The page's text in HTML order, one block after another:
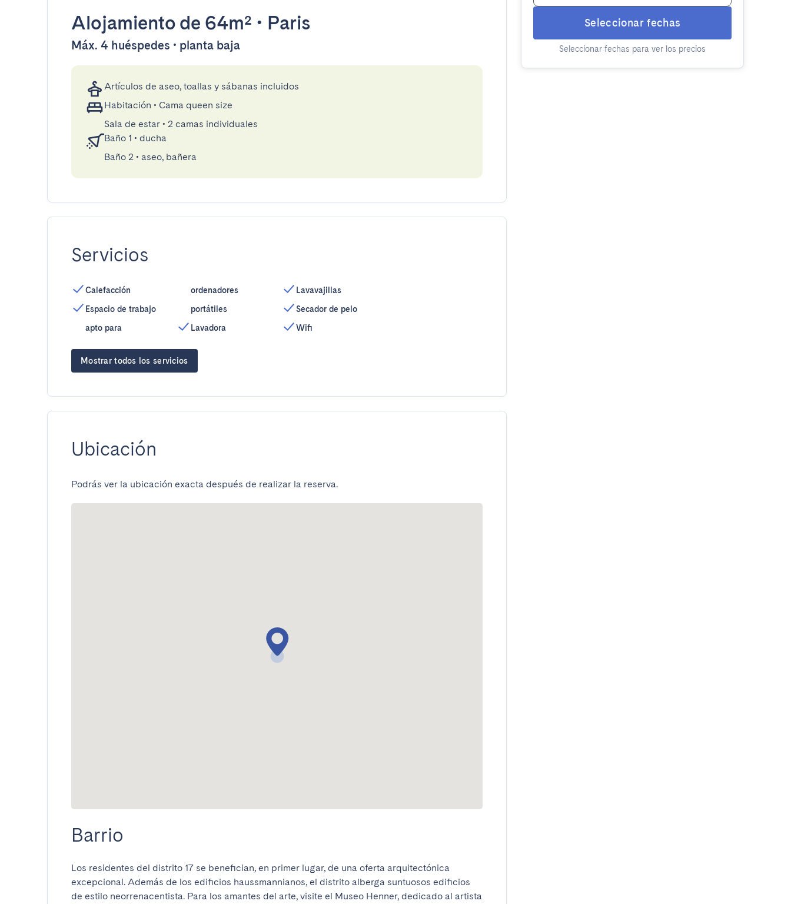
Alojamiento de 64m² • Paris
Máx. 4 huéspedes • planta baja
Artículos de aseo, toallas y sábanas incluidos
Habitación • Cama queen size
Sala de estar • 2 camas individuales
Baño 1 • ducha
Baño 2 • aseo, bañera
Servicios
Calefacción
Espacio de trabajo
apto para
ordenadores
portátiles
Lavadora
Lavavajillas
Secador de pelo
Wifi
Mostrar todos los servicios
Ubicación
Podrás ver la ubicación exacta después de realizar la reserva.
Barrio
Los residentes del distrito 17 se benefician, en primer lugar, de una oferta arquitectónica
excepcional. Además de los edificios haussmannianos, el distrito alberga suntuosos edificios
de estilo neorrenacentista. Para los amantes del arte, visite el Museo Henner, dedicado al artista
Seleccionar fechas
Seleccionar fechas para ver los precios